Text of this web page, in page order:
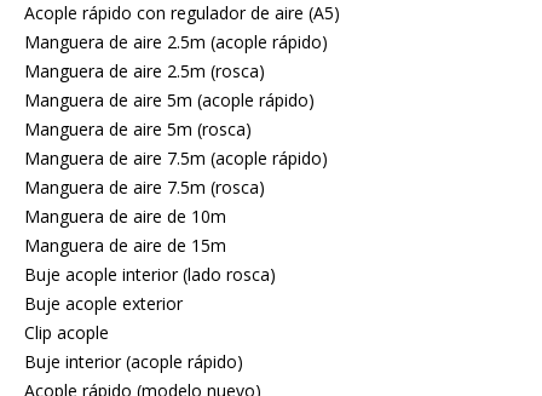
Acople rápido con regulador de aire (A5)
Manguera de aire 2.5m (acople rápido)
Manguera de aire 2.5m (rosca)
Manguera de aire 5m (acople rápido)
Manguera de aire 5m (rosca)
Manguera de aire 7.5m (acople rápido)
Manguera de aire 7.5m (rosca)
Manguera de aire de 10m
Manguera de aire de 15m
Buje acople interior (lado rosca)
Buje acople exterior
Clip acople
Buje interior (acople rápido)
Acople rápido (modelo nuevo)